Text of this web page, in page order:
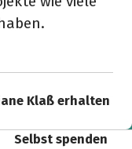
Klaß erhalten
Selbst spenden